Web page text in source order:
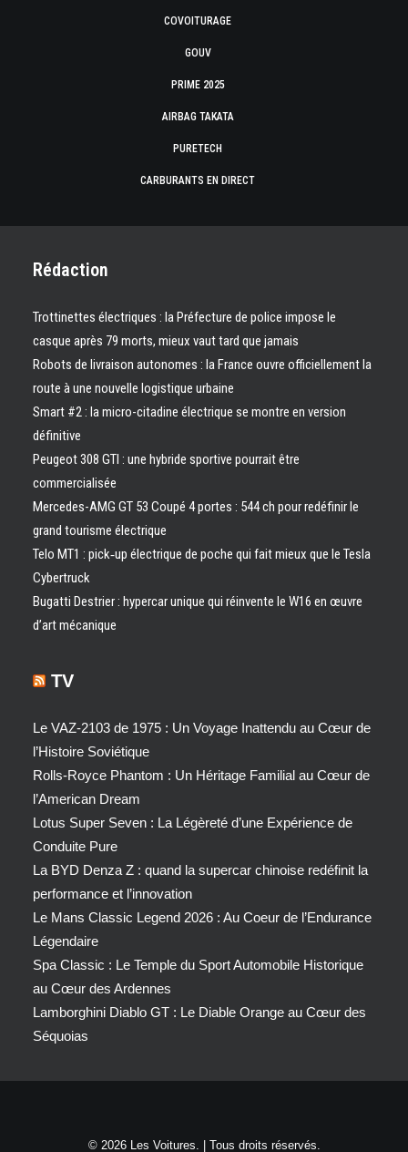
COVOITURAGE
GOUV
PRIME 2025
AIRBAG TAKATA
PURETECH
CARBURANTS EN DIRECT
Rédaction
Trottinettes électriques : la Préfecture de police impose le
casque après 79 morts, mieux vaut tard que jamais
Robots de livraison autonomes : la France ouvre officiellement la
route à une nouvelle logistique urbaine
Smart #2 : la micro-citadine électrique se montre en version
définitive
Peugeot 308 GTI : une hybride sportive pourrait être
commercialisée
Mercedes-AMG GT 53 Coupé 4 portes : 544 ch pour redéfinir le
grand tourisme électrique
Telo MT1 : pick‑up électrique de poche qui fait mieux que le Tesla
Cybertruck
Bugatti Destrier : hypercar unique qui réinvente le W16 en œuvre
d’art mécanique
TV
Le VAZ-2103 de 1975 : Un Voyage Inattendu au Cœur de
l’Histoire Soviétique
Rolls-Royce Phantom : Un Héritage Familial au Cœur de
l’American Dream
Lotus Super Seven : La Légèreté d’une Expérience de
Conduite Pure
La BYD Denza Z : quand la supercar chinoise redéfinit la
performance et l’innovation
Le Mans Classic Legend 2026 : Au Coeur de l’Endurance
Légendaire
Spa Classic : Le Temple du Sport Automobile Historique
au Cœur des Ardennes
Lamborghini Diablo GT : Le Diable Orange au Cœur des
Séquoias
© 2026 Les Voitures. | Tous droits réservés.